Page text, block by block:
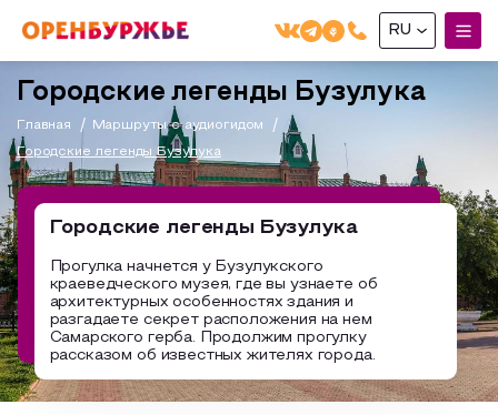
О РЕГИОНЕ
О регионе
Фотобанк
Бузулук и Бузулукский район
Соль-Илецкий район
Саракташский район
МОЙ МАРШРУТ
Маршруты от туроператоров
Промышленный туризм
Пешеходный туризм
ГДЕ ПОЕСТЬ
ГДЕ ОСТАНОВИТЬСЯ
RU
English(EN)
Русский(RU)
Городские легенды Бузулука
Главная Маршруты с аудиогидом
Городские легенды Бузулука
Городские легенды Бузулука
Прогулка начнется у Бузулукского
краеведческого музея, где вы узнаете об
архитектурных особенностях здания и
разгадаете секрет расположения на нем
Самарского герба. Продолжим прогулку
рассказом об известных жителях города.